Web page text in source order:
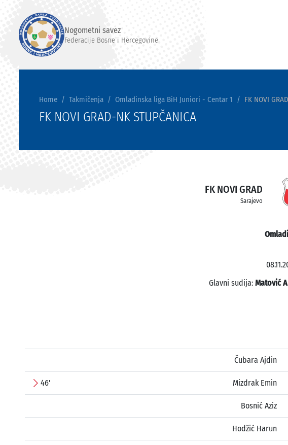
Nogometni savez
Federacije Bosne i Hercegovine
Home Takmičenja Omladinska liga BiH Juniori - Centar 1 FK NOVI
FK NOVI GRAD-NK STUPČANICA
FK NOVI GRAD
Sarajevo
Glavni sudija: Matović
Čubara Ajdin
46' Mizdrak Emin
Bosnić Aziz
Hodžić Harun